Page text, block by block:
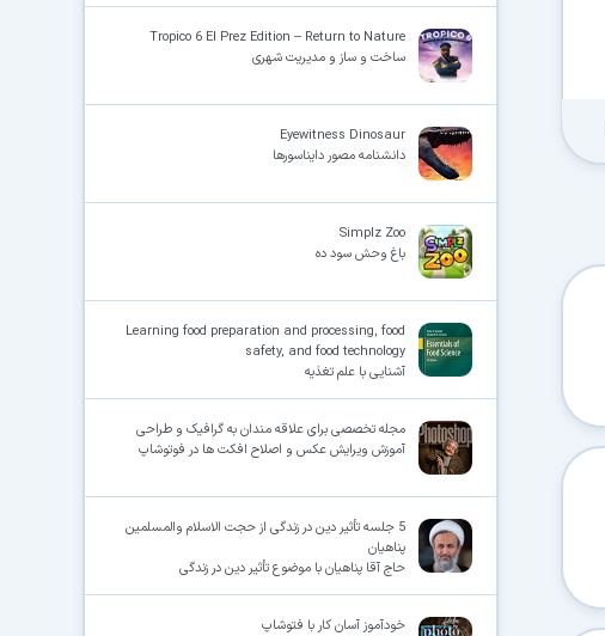
Tropico 6 El Prez Edition – Return to Nature
ساخت و ساز و مدیریت شهری
Eyewitness Dinosaur
دانشنامه مصور دایناسورها
Simplz Zoo
باغ وحش سود ده
Learning food preparation and processing, food
safety, and food technology
آشنایی با علم تغذیه
مجله تخصصی برای علاقه مندان به گرافیک و طراحی
آموزش ویرایش عکس و اصلاح افکت ها در فوتوشاپ
5 جلسه تأثیر دین در زندگی از حجت الاسلام والمسلمین
پناهیان
حاج آقا پناهیان با موضوع تأثیر دین در زندگی
خودآموز آسان کار با فتوشاپ